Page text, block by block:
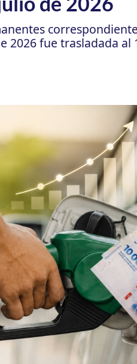
2026 fue trasladada al